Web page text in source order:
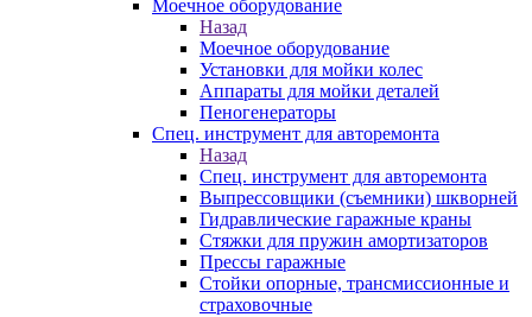
Моечное оборудование
Назад
Моечное оборудование
Установки для мойки колес
Аппараты для мойки деталей
Пеногенераторы
Спец. инструмент для авторемонта
Назад
Спец. инструмент для авторемонта
Выпрессовщики (съемники) шкворней
Гидравлические гаражные краны
Стяжки для пружин амортизаторов
Прессы гаражные
Стойки опорные, трансмиссионные и
страховочные